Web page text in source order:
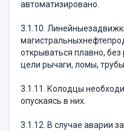
автоматизировано.
3.1.10.
открываться плавно,
цели рычаги, ломы,
3.1.11. Колодцы
опускаясь в них.
3.1.12. В случае аварии